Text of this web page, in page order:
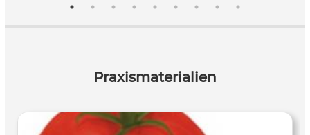
Praxismaterialien